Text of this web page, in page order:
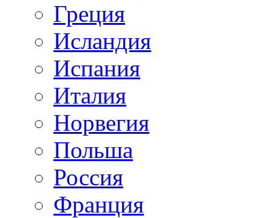
Греция
Исландия
Испания
Италия
Норвегия
Польша
Россия
Франция